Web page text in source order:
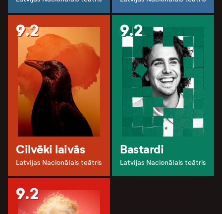
9.2
Cilvēki laivās
Latvijas Nacionālais teātris
9.2
Bastardi
Latvijas Nacionālais teātris
9.2